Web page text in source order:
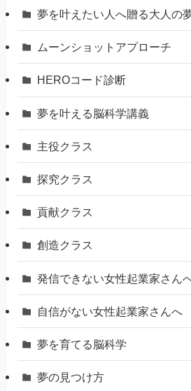
夢を叶えたい人へ贈る大人の
ムーンショットアプローチ
HEROコード診断
夢を叶える脳科学講義
主役クラス
探究クラス
貢献クラス
創造クラス
発信できない女性起業家さん
自信がない女性起業家さんへ
夢を育てる脳科学
夢の見つけ方